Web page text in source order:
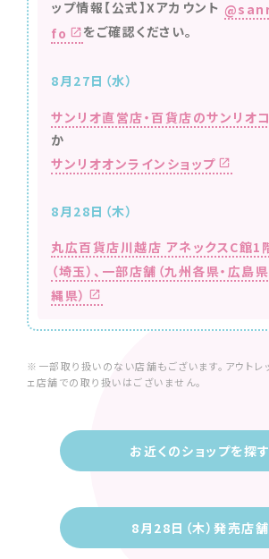
ップ情報【公式】Xアカウント
fo
をご確認ください。
8月27日（水）
サンリオ直営店・百貨店のサンリオ
か
サンリオオンラインショップ
8月28日（木）
丸広百貨店川越店 アネックスC館1
（埼玉）、 一部店舗（九州各県・広島県
縄県）
※一部取り扱いのない店舗もございます。アウトレ
ェ店舗での取り扱いはございません。
お近くのショップを探す
8月28日（木）発売店舗